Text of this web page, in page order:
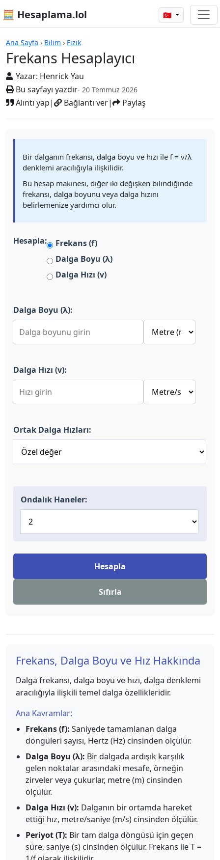
🧮 Hesaplama.lol 🇹🇷
Ana Sayfa › Bilim › Fizik
Frekans Hesaplayıcı
Yazar: Henrick Yau
Bu sayfayı yazdır- 20 Temmuz 2026
Alıntı yap| Bağlantı ver| Paylaş
Hesap Makineleri
Bir dalganın frekansı, dalga boyu ve hızı ile f = v/λ
denklemi aracılığıyla ilişkilidir.
Bu hesap makinesi, diğer iki değişken bilindiğinde
frekansı, dalga boyunu veya dalga hızını
belirlemenize yardımcı olur.
Hesapla:
Frekans (f)
Dalga Boyu (λ)
Dalga Hızı (v)
Dalga Boyu (λ):
Dalga Hızı (v):
Ortak Dalga Hızları:
Ondalık Haneler:
Hesapla
Sıfırla
Frekans, Dalga Boyu ve Hız Hakkında
Dalga frekansı, dalga boyu ve hızı, dalga denklemi
aracılığıyla ilişkili temel dalga özellikleridir.
Ana Kavramlar:
Frekans (f): Saniyede tamamlanan dalga
döngüleri sayısı, Hertz (Hz) cinsinden ölçülür.
Dalga Boyu (λ): Bir dalgada ardışık karşılık
gelen noktalar arasındaki mesafe, örneğin
zirveler veya çukurlar, metre (m) cinsinden
ölçülür.
Dalga Hızı (v): Dalganın bir ortamda hareket
ettiği hız, metre/saniye (m/s) cinsinden ölçülür.
Periyot (T): Bir tam dalga döngüsü için geçen
süre, saniye (s) cinsinden ölçülür. Frekans ile T =